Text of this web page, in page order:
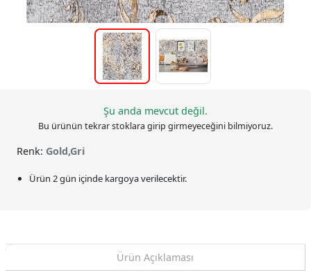
Şu anda mevcut değil.
Bu ürünün tekrar stoklara girip girmeyeceğini bilmiyoruz.
Renk: Gold,Gri
Ürün 2 gün içinde kargoya verilecektir.
Ürün Açıklaması